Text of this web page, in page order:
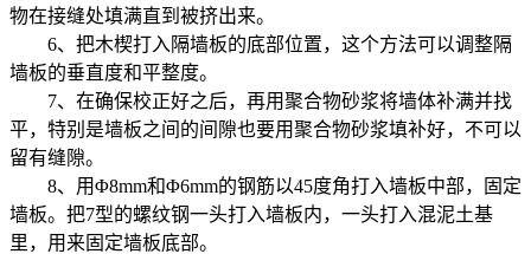
物在接缝处填满直到被挤出来。
6、把木楔打入隔墙板的底部位置，这个方法可以调整隔
墙板的垂直度和平整度。
7、在确保校正好之后，再用聚合物砂浆将墙体补满并找
平，特别是墙板之间的间隙也要用聚合物砂浆填补好，不可以
留有缝隙。
8、用Φ8mm和Φ6mm的钢筋以45度角打入墙板中部，固定
墙板。把7型的螺纹钢一头打入墙板内，一头打入混泥土基
里，用来固定墙板底部。